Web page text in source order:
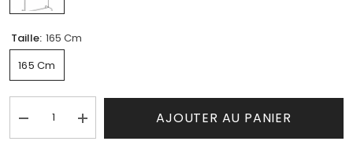
Taille: 165 Cm
165 Cm
Réduire
la
la
AJOUTER AU PANIER